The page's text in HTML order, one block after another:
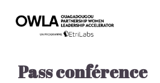
Pass conférence